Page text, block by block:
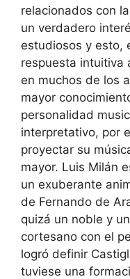
relacionados con
un verdadero
estudiosos y esto,
respuesta intuitiva
en muchos de los
mayor
personalidad
interpretativo, por
proyectar su
mayor. Luis Milán
un exuberante
de Fernando de
quizá un noble y
cortesano con el
logró definir
tuviese una